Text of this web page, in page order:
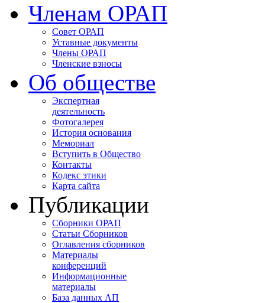
Членам ОРАП
Совет ОРАП
Уставные документы
Члены ОРАП
Членские взносы
Об обществе
Экспертная
деятельность
Фотогалерея
История основания
Мемориал
Вступить в Общество
Контакты
Кодекс этики
Карта сайта
Публикации
Сборники ОРАП
Статьи Сборников
Оглавления сборников
Материалы
конференций
Информационные
материалы
База данных АП